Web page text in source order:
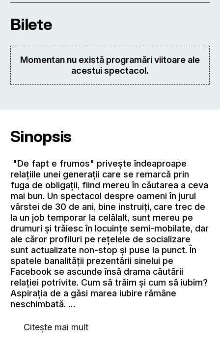
Bilete
Momentan nu există programări viitoare ale
acestui spectacol.
Sinopsis
"De fapt e frumos" priveşte îndeaproape
relațiile unei generații care se remarcă prin
fuga de obligații, fiind mereu în căutarea a ceva
mai bun. Un spectacol despre oameni în jurul
vârstei de 30 de ani, bine instruiți, care trec de
la un job temporar la celălalt, sunt mereu pe
drumuri și trăiesc în locuințe semi-mobilate, dar
ale căror profiluri pe rețelele de socializare
sunt actualizate non-stop și puse la punct. În
spatele banalității prezentării sinelui pe
Facebook se ascunde însă drama căutării
relaţiei potrivite. Cum să trăim şi cum să iubim?
Aspiraţia de a găsi marea iubire rămâne
neschimbată. …
Citește mai mult